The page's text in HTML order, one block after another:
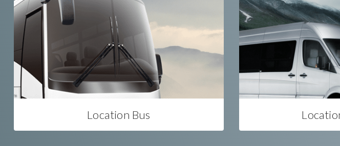
Location Bus